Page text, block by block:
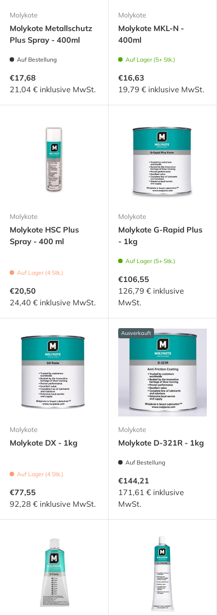
Molykote
Molykote Metallschutz
Plus Spray - 400ml
Auf Bestellung
€17,68
21,04 € inklusive MwSt.
Molykote
Molykote MKL-N -
400ml
Auf Lager (5+ Stk.)
€16,63
19,79 € inklusive MwSt.
Molykote
Molykote HSC Plus
Spray - 400 ml
Auf Lager (4 Stk.)
€20,50
24,40 € inklusive MwSt.
Molykote
Molykote G-Rapid Plus
- 1kg
Auf Lager (5+ Stk.)
€106,55
126,79 € inklusive
MwSt.
Molykote
Molykote DX - 1kg
Auf Lager (4 Stk.)
€77,55
92,28 € inklusive MwSt.
Ausverkauft
Molykote
Molykote D-321R - 1kg
Auf Bestellung
€144,21
171,61 € inklusive
MwSt.